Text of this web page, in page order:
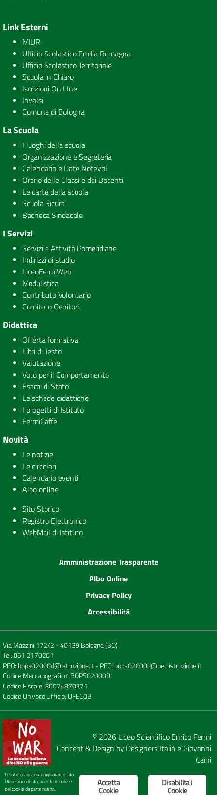
Link Esterni
MIUR
Ufficio Scolastico Emilia Romagna
Ufficio Scolastico Territoriale
Scuola in Chiaro
Iscrizioni On LIne
Invalsi
Comune di Bologna
La Scuola
I luoghi della scuola
Organizzazione e Segreteria
Calendario e Date Notevoli
Orario delle Classi e dei Docenti
Le carte della scuola
Scuola Sicura
Bacheca Sindacale
I Servizi
Servizi e Attività Pomeridiane
Indirizzi di studio
LiceoFermiWeb
Modulistica
Contributo Volontario
Comitato Genitori
Didattica
Offerta formativa
Libri di Testo
Valutazione
Voto per il Comportamento
Esami di Stato
Le schede didattiche
I progetti di Istituto
FermiCaffè
Novità
Le notizie
Le circolari
Calendario eventi
Albo online
Sito Storico
Registro Elettronico
WebMail di Istituto
Amministrazione Trasparente
Albo Online
Privacy Policy
Accessibilità
Via Mazzini 172/2 - 40139 Bologna (BO)
Tel:051 2170201
PEO: bops02000d@istruzione.it- PEC: bops02000d@pec.istruzione.it
Codice Meccanografico: BOPS02000D
Codice Fiscale: 80074870371
Codice Univoco Ufficio: UFEC0B
© 2026 Liceo Scientifico Enrico Fermi
Concept & Design by Designers Italiae Giovanni
Caini
Disabilita i
Cookie
Accetta
Cookie
I cookie ci aiutano a migliorare il sito.
Utilizzando il sito, accetti un utilizzo
dei cookie da parte nostra.